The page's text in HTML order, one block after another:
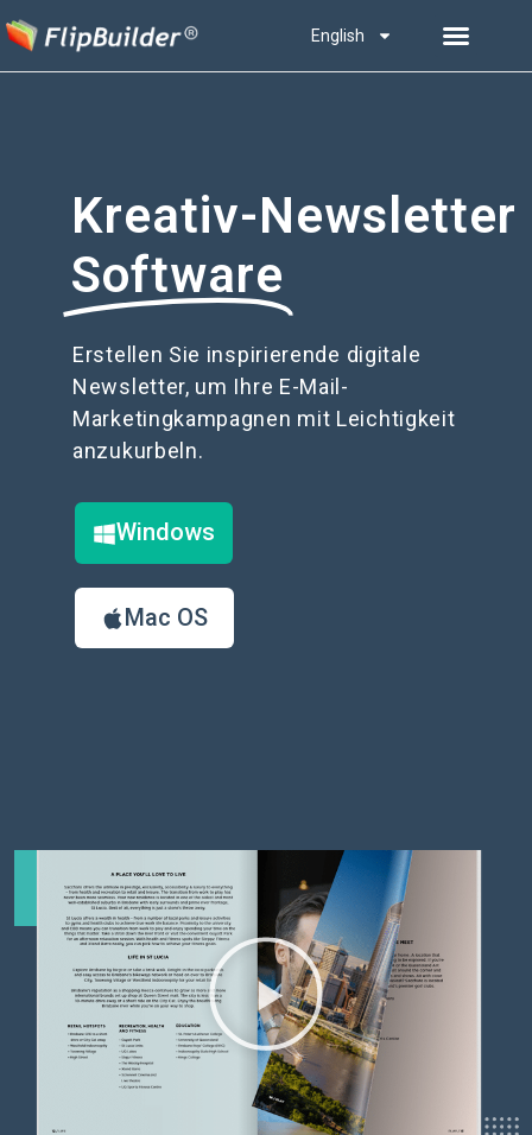
English
Kreativ-Newsletter
Software
Erstellen Sie inspirierende digitale
Newsletter, um Ihre E-Mail-
Marketingkampagnen mit Leichtigkeit
anzukurbeln.
Windows
Mac OS